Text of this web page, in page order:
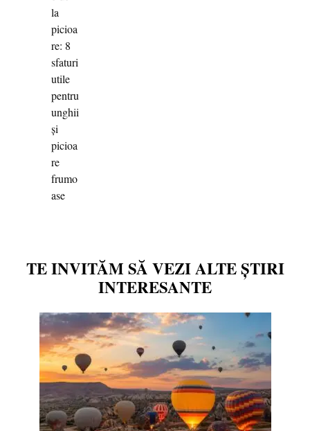
TE INVITĂM SĂ VEZI ALTE ȘTIRI
INTERESANTE